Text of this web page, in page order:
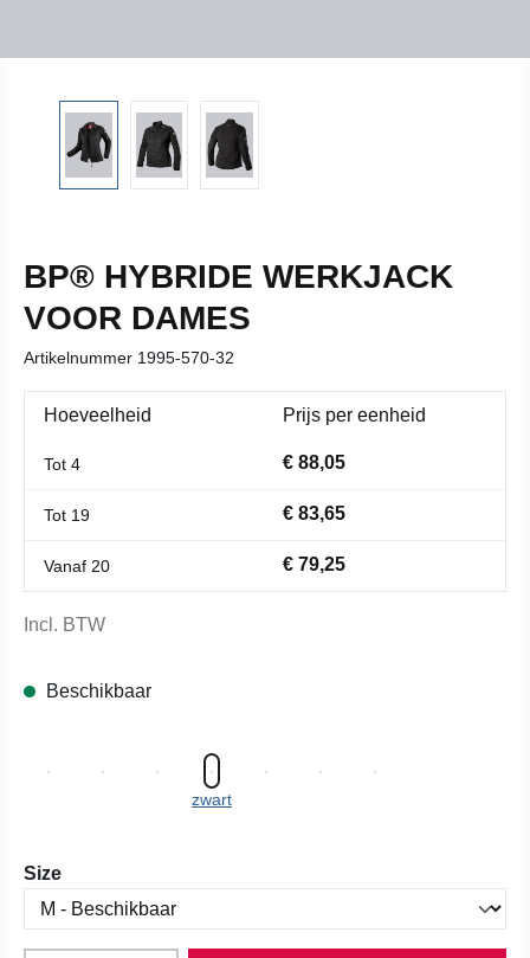
BP® HYBRIDE WERKJACK
VOOR DAMES
Artikelnummer 1995-570-32
Hoeveelheid Prijs per eenheid
Tot 4 € 88,05
Tot 19 € 83,65
Vanaf 20 € 79,25
Incl. BTW
Beschikbaar
zwart
Selecteer
Size